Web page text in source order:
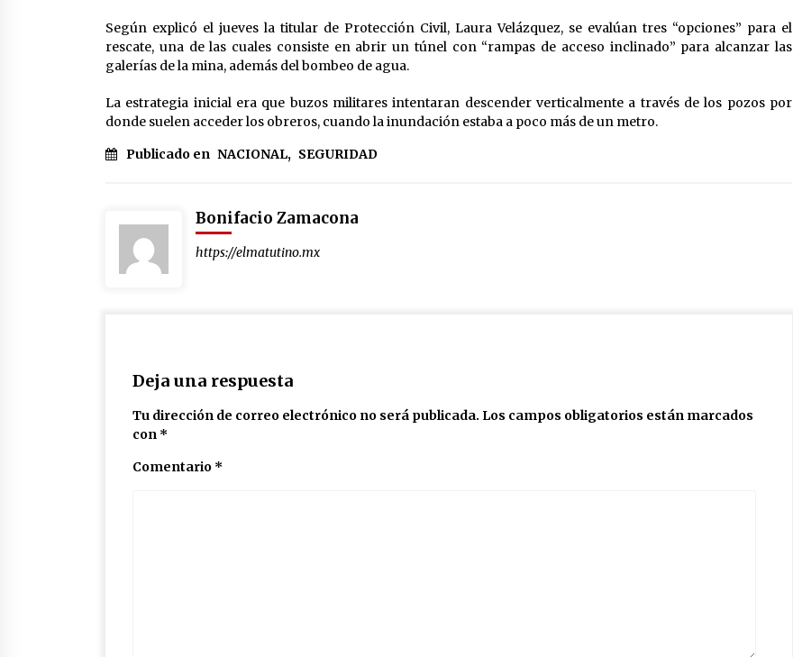
Según explicó el jueves la titular de Protección Civil, Laura Velázquez, se evalúan tres “opciones” para el
rescate, una de las cuales consiste en abrir un túnel con “rampas de acceso inclinado” para alcanzar las
galerías de la mina, además del bombeo de agua.
La estrategia inicial era que buzos militares intentaran descender verticalmente a través de los pozos por
donde suelen acceder los obreros, cuando la inundación estaba a poco más de un metro.
Publicado en NACIONAL, SEGURIDAD
Bonifacio Zamacona
https://elmatutino.mx
Deja una respuesta
Tu dirección de correo electrónico no será publicada. Los campos obligatorios están marcados
con *
Comentario *